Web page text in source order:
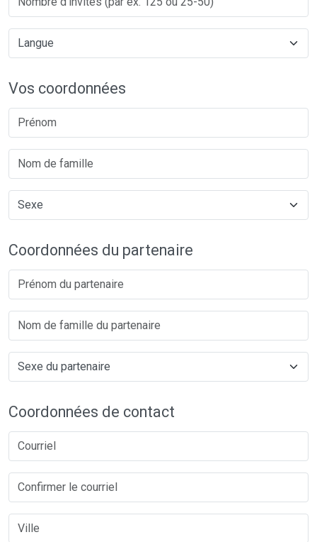
Vos coordonnées
Coordonnées du partenaire
Coordonnées de contact